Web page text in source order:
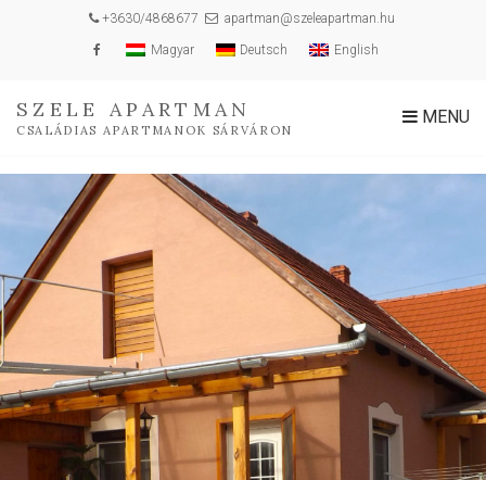
+3630/4868677 apartman@szeleapartman.hu
Magyar Deutsch English
SZELE APARTMAN
CSALÁDIAS APARTMANOK SÁRVÁRON
MENU